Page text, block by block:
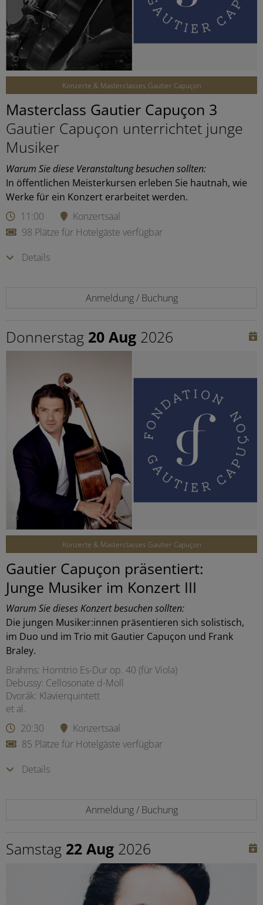
©
Konzerte & Masterclasses Gautier Capuçon
Masterclass Gautier Capuçon 3
Gautier Capuçon unterrichtet junge
Musiker
Warum Sie diese Veranstaltung besuchen sollten:
In öffentlichen Meisterkursen erleben Sie hautnah, wie
Werke für ein Konzert erarbeitet werden.
11:00
Konzertsaal
98 Plätze für Hotelgäste verfügbar
Details
Anmeldung / Buchung
Donnerstag 20 Aug 2026
©
Konzerte & Masterclasses Gautier Capuçon
Gautier Capuçon präsentiert:
Junge Musiker im Konzert III
Warum Sie dieses Konzert besuchen sollten:
Die jungen Musiker:innen präsentieren sich solistisch,
im Duo und im Trio mit Gautier Capuçon und Frank
Braley.
Brahms: Horntrio Es-Dur op. 40 (für Viola)
Debussy: Cellosonate d-Moll
Dvorák: Klavierquintett
et al.
20:30
Konzertsaal
85 Plätze für Hotelgäste verfügbar
Details
Anmeldung / Buchung
Samstag 22 Aug 2026